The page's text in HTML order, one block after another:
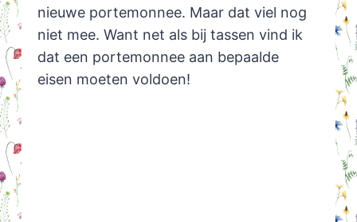
nieuwe portemonnee. Maar dat viel nog
niet mee. Want net als bij tassen vind ik
dat een portemonnee aan bepaalde
eisen moeten voldoen!